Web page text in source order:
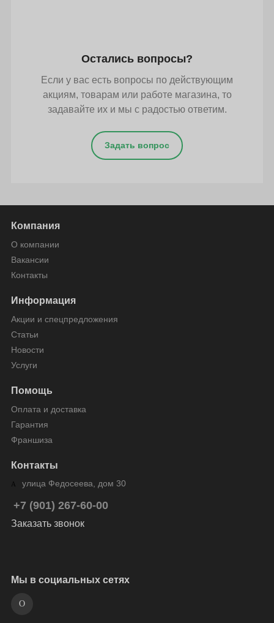
Остались вопросы?
Если у вас есть вопросы по действующим
акциям, товарам или работе магазина, то
задавайте их и мы с радостью ответим.
Задать вопрос
Компания
О компании
Вакансии
Контакты
Информация
Акции и спецпредложения
Статьи
Новости
Услуги
Помощь
Оплата и доставка
Гарантия
Франшиза
Контакты
улица Федосеева, дом 30
+7 (901) 267-60-00
Заказать звонок
Мы в социальных сетях